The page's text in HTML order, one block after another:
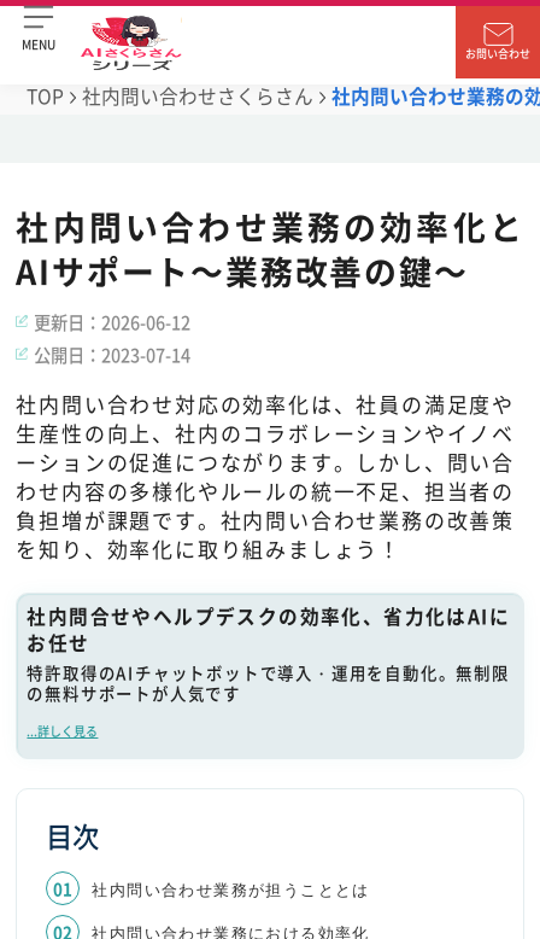
MENU
お問い合わせ
TOP 社内問い合わせさくらさん 社内問い合わせ業務の
社内問い合わせ業務の効率化と
AIサポート～業務改善の鍵～
更新日：2026-06-12
公開日：2023-07-14
社内問い合わせ対応の効率化は、社員の満足度や
生産性の向上、社内のコラボレーションやイノベ
ーションの促進につながります。しかし、問い合
わせ内容の多様化やルールの統一不足、担当者の
負担増が課題です。社内問い合わせ業務の改善策
を知り、効率化に取り組みましょう！
社内問合せやヘルプデスクの効率化、省力化はAIに
お任せ
特許取得のAIチャットボットで導入・運用を自動化。無制限
の無料サポートが人気です
...詳しく見る
目次
社内問い合わせ業務が担うこととは
社内問い合わせ業務における効率化